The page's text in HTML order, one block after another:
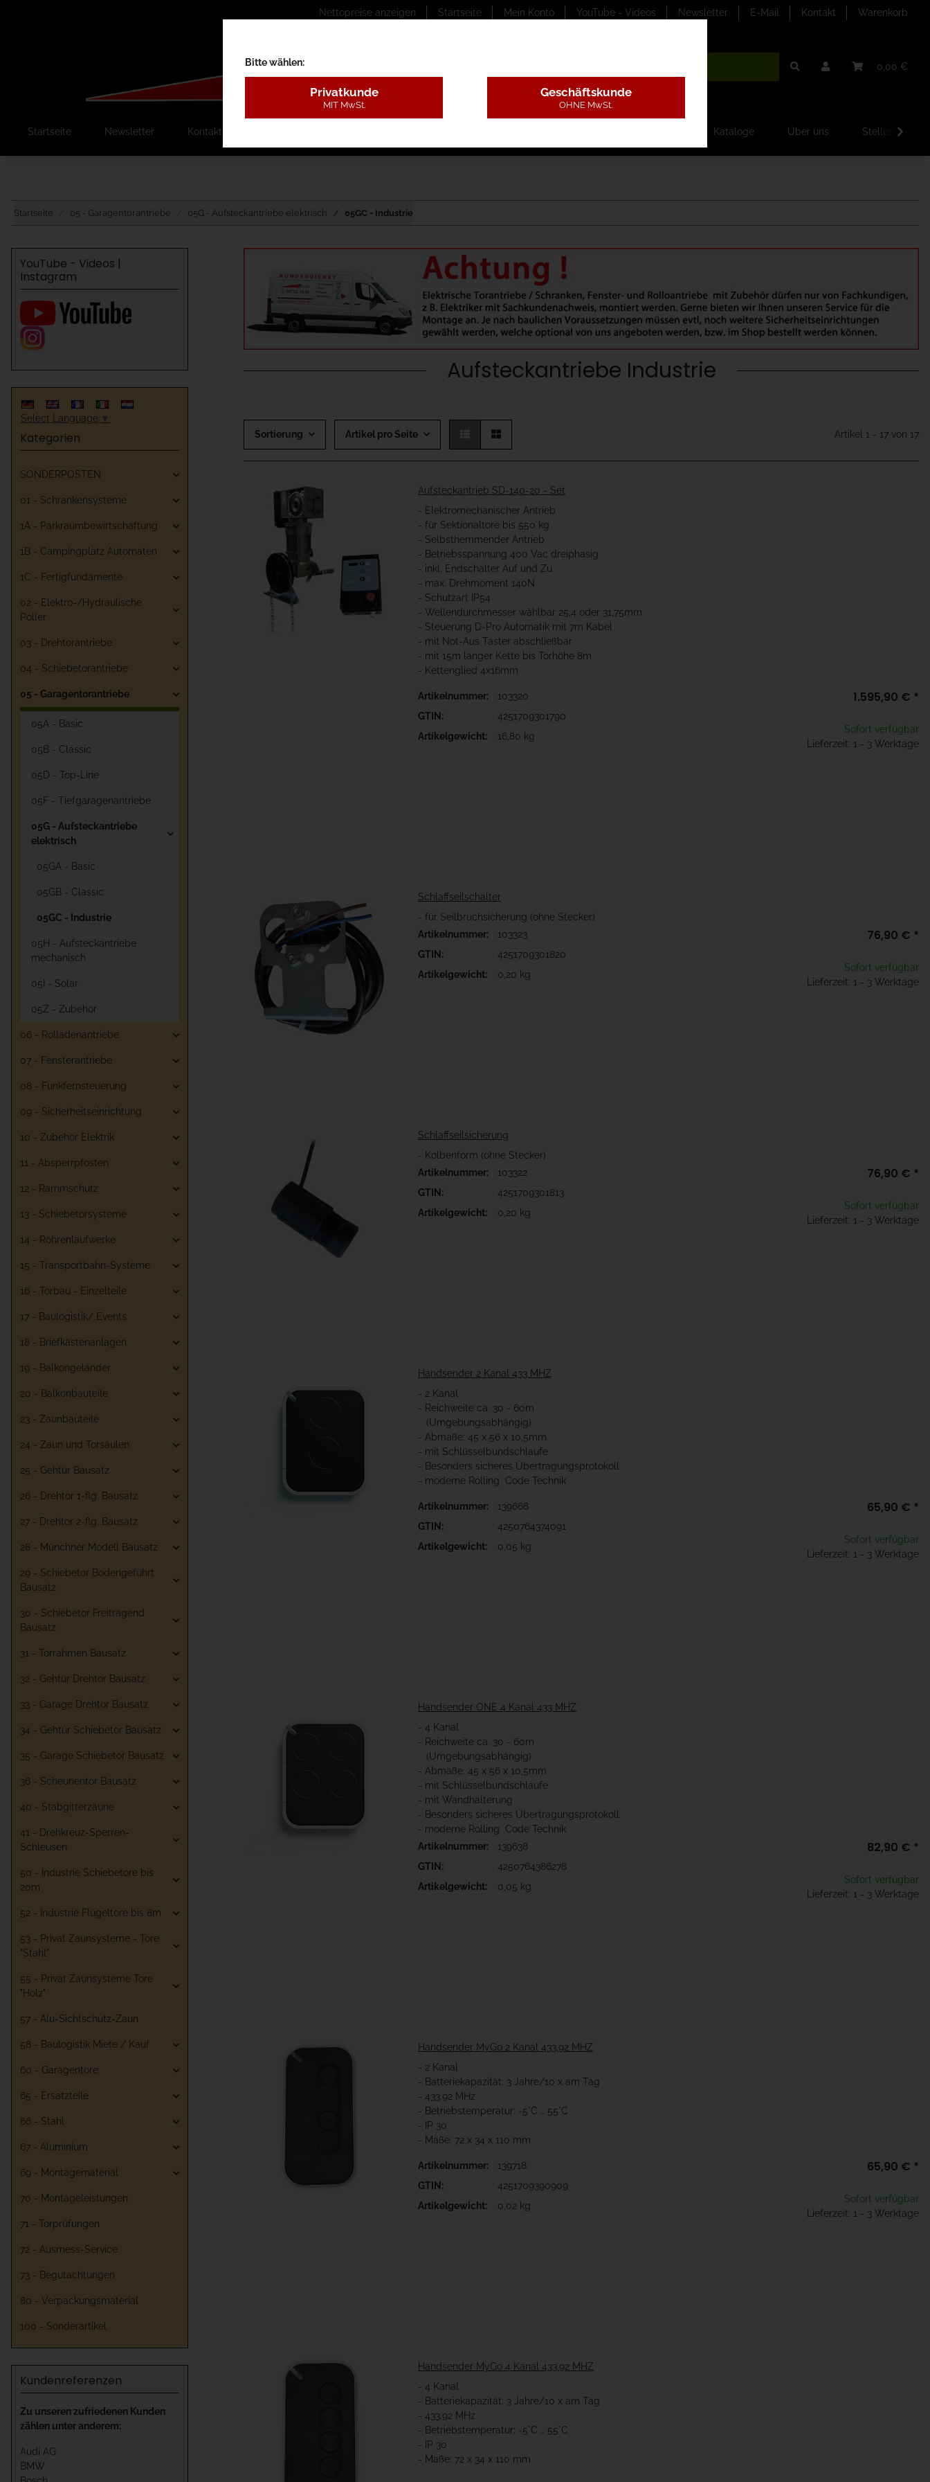
Nettopreise anzeigen Startseite Mein Konto YouTube - Videos Newsletter E-Mail Kontakt Warenkorb
0,00 €
Startseite Newsletter Kontakt Kataloge Über uns
Startseite 05 - Garagentorantriebe 05G - Aufsteckantriebe elektrisch 05GC - Industrie
Aufsteckantriebe Industrie
Sortierung Artikel pro Seite Artikel 1 - 17 von 17
Aufsteckantrieb SD-140-20 - Set
- Elektromechanischer Antrieb
- für Sektionaltore bis 550 kg
- Selbsthemmender Antrieb
- Betriebsspannung 400 Vac dreiphasig
- inkl. Endschalter Auf und Zu
- max. Drehmoment 140N
- Schutzart IP54
- Wellendurchmesser wählbar 25,4 oder 31,75mm
- Steuerung D-Pro Automatik mit 7m Kabel
- mit Not-Aus Taster abschließbar
- mit 15m langer Kette bis Torhöhe 8m
- Kettenglied 4x16mm
Artikelnummer:
103320
GTIN:
4251709301790
Artikelgewicht:
16,80 kg
1.595,90 € *
Sofort verfügbar
Lieferzeit: 1 - 3 Werktage
Schlaffseilschalter
- für Seilbruchsicherung (ohne Stecker)
Artikelnummer:
103323
GTIN:
4251709301820
Artikelgewicht:
0,20 kg
76,90 € *
Sofort verfügbar
Lieferzeit: 1 - 3 Werktage
Schlaffseilsicherung
- Kolbenform (ohne Stecker)
Artikelnummer:
103322
GTIN:
4251709301813
Artikelgewicht:
0,20 kg
76,90 € *
Sofort verfügbar
Lieferzeit: 1 - 3 Werktage
Handsender 2 Kanal 433 MHZ
- 2 Kanal
- Reichweite ca. 30 - 60m
(Umgebungsabhängig)
- Abmaße: 45 x 56 x 10,5mm
- mit Schlüsselbundschlaufe
- Besonders sicheres Übertragungsprotokoll
- moderne Rolling Code Technik
Artikelnummer:
139668
GTIN:
4250764374091
Artikelgewicht:
0,05 kg
65,90 € *
Sofort verfügbar
Lieferzeit: 1 - 3 Werktage
Handsender ONE 4 Kanal 433 MHZ
- 4 Kanal
- Reichweite ca. 30 - 60m
(Umgebungsabhängig)
- Abmaße: 45 x 56 x 10,5mm
- mit Schlüsselbundschlaufe
- mit Wandhalterung
- Besonders sicheres Übertragungsprotokoll
- moderne Rolling Code Technik
Artikelnummer:
139638
GTIN:
4250764386278
Artikelgewicht:
0,05 kg
82,90 € *
Sofort verfügbar
Lieferzeit: 1 - 3 Werktage
Handsender MyGo 2 Kanal 433.92 MHZ
- 2 Kanal
- Batteriekapazität: 3 Jahre/10 x am Tag
- 433.92 MHz
- Betriebstemperatur: -5°C … 55°C
- IP 30
- Maße: 72 x 34 x 110 mm
Artikelnummer:
139718
GTIN:
4251709390909
Artikelgewicht:
0,02 kg
65,90 € *
Sofort verfügbar
Lieferzeit: 1 - 3 Werktage
Handsender MyGo 4 Kanal 433.92 MHZ
- 4 Kanal
- Batteriekapazität: 3 Jahre/10 x am Tag
- 433.92 MHz
- Betriebstemperatur: -5°C … 55°C
- IP 30
- Maße: 72 x 34 x 110 mm
YouTube - Videos |
Instagram
Select Language ▼
Kategorien
SONDERPOSTEN
01 - Schrankensysteme
1A - Parkraumbewirtschaftung
1B - Campingplatz Automaten
1C - Fertigfundamente
02 - Elektro-/Hydraulische
Poller
03 - Drehtorantriebe
04 - Schiebetorantriebe
05 - Garagentorantriebe
05A - Basic
05B - Classic
05D - Top-Line
05F - Tiefgaragenantriebe
05G - Aufsteckantriebe
elektrisch
05GA - Basic
05GB - Classic
05GC - Industrie
05H - Aufsteckantriebe
mechanisch
05I - Solar
05Z - Zubehör
06 - Rolladenantriebe
07 - Fensterantriebe
08 - Funkfernsteuerung
09 - Sicherheitseinrichtung
10 - Zubehör Elektrik
11 - Absperrpfosten
12 - Rammschutz
13 - Schiebetorsysteme
14 - Röhrenlaufwerke
15 - Transportbahn-Systeme
16 - Torbau - Einzelteile
17 - Baulogistik/ Events
18 - Briefkästenanlagen
19 - Balkongeländer
20 - Balkonbauteile
23 - Zaunbauteile
24 - Zaun und Torsäulen
25 - Gehtür Bausatz
26 - Drehtor 1-flg. Bausatz
27 - Drehtor 2-flg. Bausatz
28 - Münchner Modell Bausatz
29 - Schiebetor Bodengeführt
Bausatz
30 - Schiebetor Freitragend
Bausatz
31 - Torrahmen Bausatz
32 - Gehtür Drehtor Bausatz
33 - Garage Drehtor Bausatz
34 - Gehtür Schiebetor Bausatz
35 - Garage Schiebetor Bausatz
36 - Scheunentor Bausatz
40 - Stabgitterzäune
41 - Drehkreuz-Sperren-
Schleusen
50 - Industrie Schiebetore bis
20m
52 - Industrie Flügeltore bis 8m
53 - Privat Zaunsysteme - Tore
"Stahl"
55 - Privat Zaunsysteme Tore
"Holz"
57 - Alu-Sichtschutz-Zaun
58 - Baulogistik Miete / Kauf
60 - Garagentore
65 - Ersatzteile
66 - Stahl
67 - Aluminium
69 - Montagematerial
70 - Montageleistungen
71 - Torprüfungen
72 - Ausmess-Service
73 - Begutachtungen
80 - Verpackungsmaterial
100 - Sonderartikel
Kundenreferenzen
Zu unseren zufriedenen Kunden
zählen unter anderem:
Audi AG
BMW
Bitte wählen:
Privatkunde
MIT MwSt.
Geschäftskunde
OHNE MwSt.